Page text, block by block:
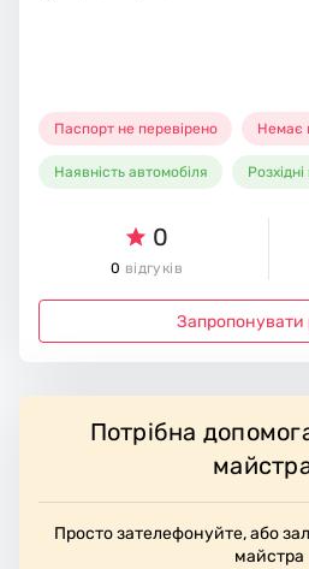
Паспорт не перевірено Немає
Наявність автомобіля
0
0 відгуків
Запропонувати
Потрібна
Просто зателефонуйте, або
майстра